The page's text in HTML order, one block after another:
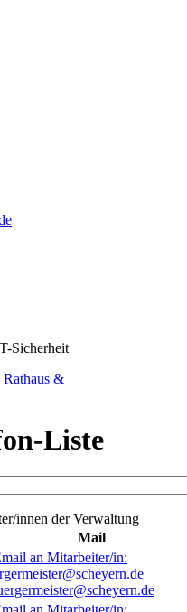
Rathaus &
Liste
innen der Verwaltung
Mail